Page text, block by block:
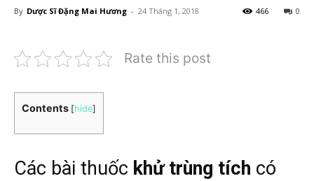
By Dược Sĩ Đặng Mai Hương - 24 Tháng 1, 2018 0
466
Rate this post
Contents [hide]
Các bài thuốc khử trùng tích có